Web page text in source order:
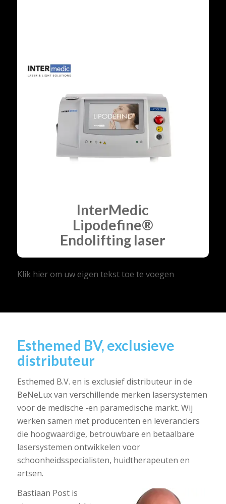
InterMedic
Lipodefine®
Endolifting laser
Klik hier om uw eigen tekst toe te voegen
Esthemed BV, exclusieve
distributeur
Esthemed B.V. en is exclusief distributeur in de
BeNeLux van verschillende merken lasersystemen
voor de medische -en paramedische markt. Wij
werken samen met producenten en leveranciers
die hoogwaardige, betrouwbare en betaalbare
lasersystemen ontwikkelen voor
schoonheidsspecialisten, huidtherapeuten en
artsen.
Bastiaan Post is